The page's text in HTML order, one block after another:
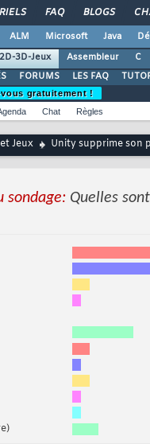
FAQ BLOGS
ALM Microsoft Java
2D-3D-Jeux Assembleur C
FORUMS LES FAQ
gratuitement !
Chat Règles
Jeux Unity supprime son
sondage: Quelles